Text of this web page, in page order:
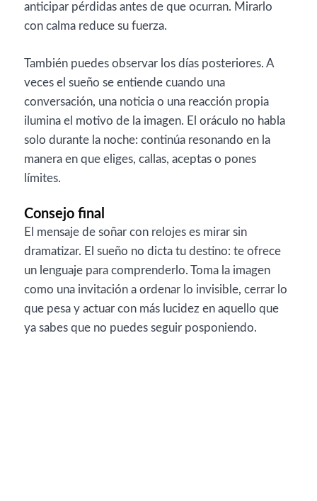
anticipar pérdidas antes de que ocurran. Mirarlo
con calma reduce su fuerza.
También puedes observar los días posteriores. A
veces el sueño se entiende cuando una
conversación, una noticia o una reacción propia
ilumina el motivo de la imagen. El oráculo no habla
solo durante la noche: continúa resonando en la
manera en que eliges, callas, aceptas o pones
límites.
Consejo final
El mensaje de soñar con relojes es mirar sin
dramatizar. El sueño no dicta tu destino: te ofrece
un lenguaje para comprenderlo. Toma la imagen
como una invitación a ordenar lo invisible, cerrar lo
que pesa y actuar con más lucidez en aquello que
ya sabes que no puedes seguir posponiendo.